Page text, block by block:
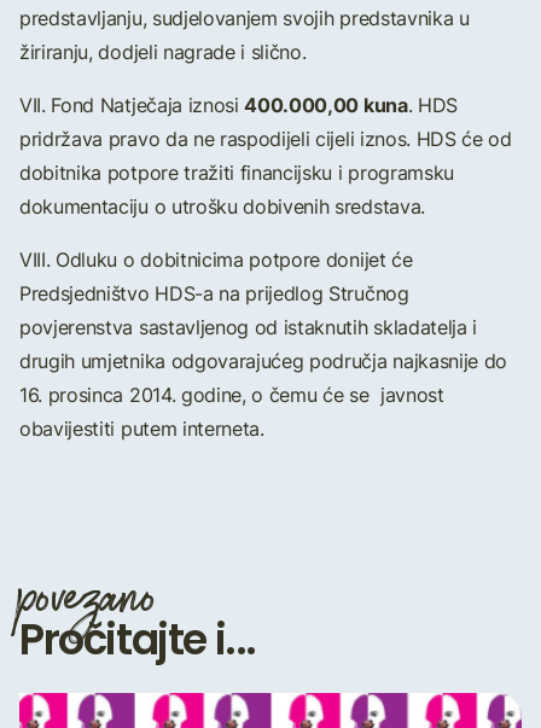
predstavljanju, sudjelovanjem svojih predstavnika u
žiriranju, dodjeli nagrade i slično.
VII. Fond Natječaja iznosi400.000,00 kuna. HDS
pridržava pravo da ne raspodijeli cijeli iznos. HDS će od
dobitnika potpore tražiti financijsku i programsku
dokumentaciju o utrošku dobivenih sredstava.
VIII. Odluku o dobitnicima potpore donijet će
Predsjedništvo HDS-a na prijedlog Stručnog
povjerenstva sastavljenog od istaknutih skladatelja i
drugih umjetnika odgovarajućeg područja najkasnije do
16. prosinca 2014. godine, o čemu će se javnost
obavijestiti putem interneta.
povezano
Pročitajte i...